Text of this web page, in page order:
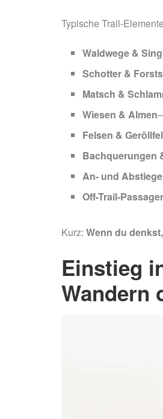
Typische Trail-
Waldwege &
Schotter &
Matsch &
Wiesen & Almen
Felsen &
Bachquerungen
An- und
Off-Trail-
Kurz: Wenn du
Einstieg
Wandern